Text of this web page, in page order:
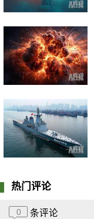
热门评论
0 条评论